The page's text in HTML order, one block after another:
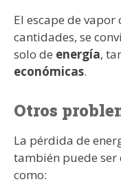
El escape de
cantidades, se
solo de energía,
económicas.
Otros
La pérdida de
también puede ser
como: